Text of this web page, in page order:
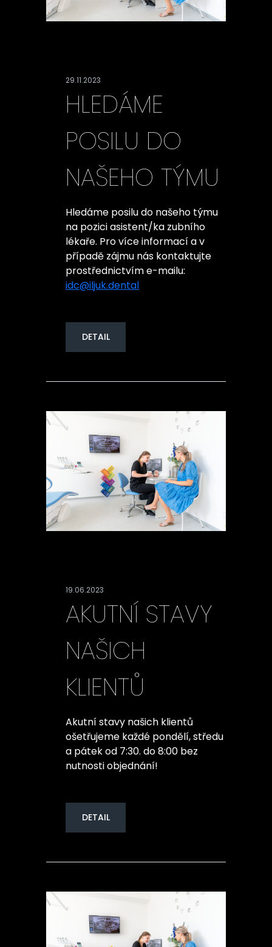
29.11.2023
HLEDÁME
POSILU DO
NAŠEHO TÝMU
Hledáme posilu do našeho týmu
na pozici asistent/ka zubního
lékaře. Pro více informací a v
případě zájmu nás kontaktujte
prostřednictvím e-mailu:
idc@iljuk.dental
DETAIL
19.06.2023
AKUTNÍ STAVY
NAŠICH
KLIENTŮ
Akutní stavy našich klientů
ošetřujeme každé pondělí, středu
a pátek od 7:30. do 8:00 bez
nutnosti objednání!
DETAIL